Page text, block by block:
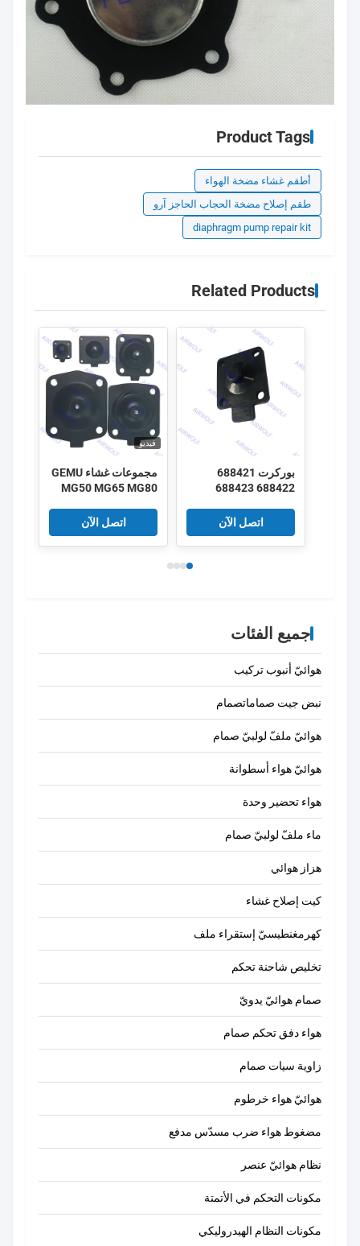
Product Tags
أطقم غشاء مضخة الهواء
طقم إصلاح مضخة الحجاب الحاجز آرو
diaphragm pump repair kit
Related Products
بوركرت 688421
688422 688423
الحاجز 2030A 2030
مجموعة إصلاح الصمام
الكهربائي
اتصل الآن
فيديو
مجموعات غشاء GEMU
MG50 MG65 MG80
اتصل الآن
جميع الفئات
هوائيّ أنبوب تركيب
نبض جيت صماماتصمام
هوائيّ ملفّ لولبيّ صمام
هوائيّ هواء أسطوانة
هواء تحضير وحدة
ماء ملفّ لولبيّ صمام
هزاز هوائي
كيت إصلاح غشاء
كهرمغنطيسيّ إستقراء ملف
تخليص شاحنة تحكم
صمام هوائيّ يدويّ
هواء دفق تحكم صمام
زاوية سيات صمام
هوائيّ هواء خرطوم
مضغوط هواء ضرب مسدّس مدفع
نظام هوائيّ عنصر
مكونات التحكم في الأتمتة
مكونات النظام الهيدروليكي